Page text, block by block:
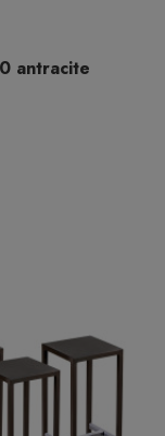
antracite